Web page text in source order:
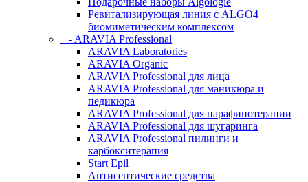
Ревитализирующая линия с ALGO4
биомиметическим комплексом
- ARAVIA Professional
ARAVIA Laboratories
ARAVIA Organic
ARAVIA Professional для лица
ARAVIA Professional для маникюра и
педикюра
ARAVIA Professional для парафинотерапии
ARAVIA Professional для шугаринга
ARAVIA Professional пилинги и
карбокситерапия
Start Epil
Антисептические средства